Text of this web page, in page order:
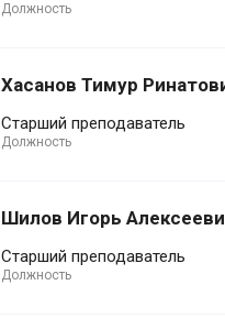
Должность
Хасанов Тимур
Старший преподаватель
Должность
Шилов Игорь
Старший преподаватель
Должность